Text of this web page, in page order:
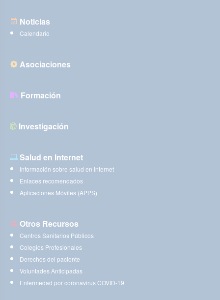
Noticias
Calendario
Asociaciones
Formación
Investigación
Salud en Internet
Información sobre salud en internet
Enlaces recomendados
Aplicaciones Móviles (APPS)
Otros Recursos
Centros Sanitarios Públicos
Colegios Profesionales
Derechos del paciente
Voluntades Anticipadas
Enfermedad por coronavirus COVID-19